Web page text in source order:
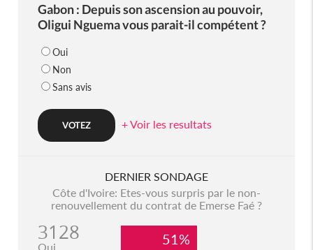
Gabon : Depuis son ascension au pouvoir,
Oligui Nguema vous parait-il compétent ?
Oui
Non
Sans avis
+ Voir les resultats
DERNIER SONDAGE
Côte d'Ivoire: Etes-vous surpris par le non-
renouvellement du contrat de Emerse Faé ?
3128
Oui 51%